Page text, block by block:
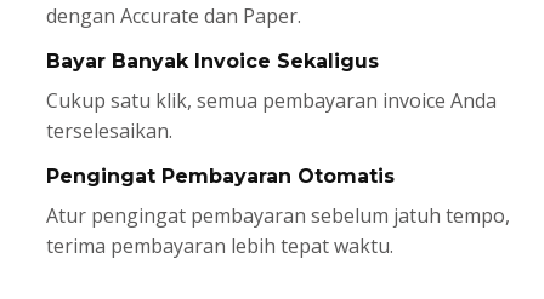
dengan Accurate dan Paper.
Bayar Banyak Invoice Sekaligus
Cukup satu klik, semua pembayaran invoice Anda
terselesaikan.
Pengingat Pembayaran Otomatis
Atur pengingat pembayaran sebelum jatuh tempo,
terima pembayaran lebih tepat waktu.